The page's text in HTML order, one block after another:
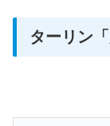
ターリン 「